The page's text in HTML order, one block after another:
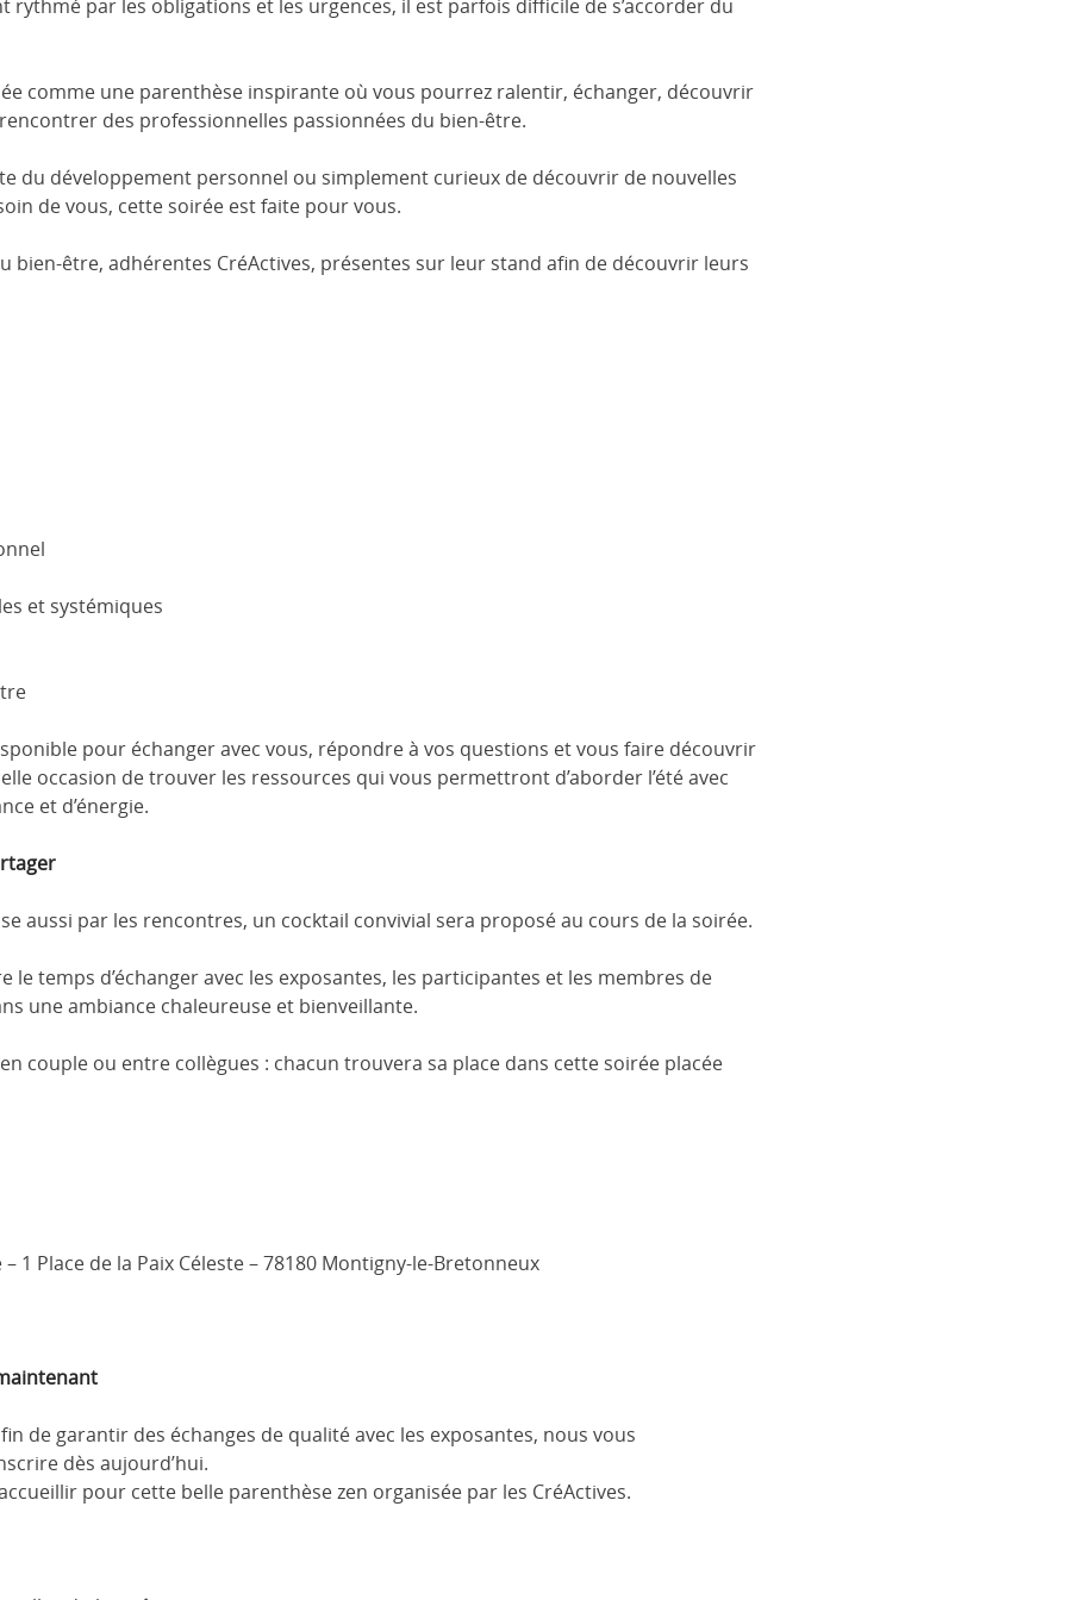
rythmé par les obligations et les urgences, il est parfois difficile de s’accorder du
comme une parenthèse inspirante où vous pourrez ralentir, échanger, découvrir
des professionnelles passionnées du bien-être.
du développement personnel ou simplement curieux de découvrir de nouvelles
de vous, cette soirée est faite pour vous.
bien-être, adhérentes CréActives, présentes sur leur stand afin de découvrir leurs
et systémiques
pour échanger avec vous, répondre à vos questions et vous faire découvrir
occasion de trouver les ressources qui vous permettront d’aborder l’été avec
et d’énergie.
aussi par les rencontres, un cocktail convivial sera proposé au cours de la soirée.
le temps d’échanger avec les exposantes, les participantes et les membres de
une ambiance chaleureuse et bienveillante.
couple ou entre collègues : chacun trouvera sa place dans cette soirée placée
– 1 Place de la Paix Céleste –78180 Montigny-le-Bretonneux
de garantir des échanges de qualité avec les exposantes, nous vous
dès aujourd’hui.
pour cette belle parenthèse zen organisée par les CréActives.